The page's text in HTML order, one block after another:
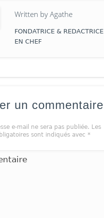
Written byAgathe
FONDATRICE & REDACTRICE
EN CHEF
un commentaire
e-mail ne sera pas publiée. Les
sont indiqués avec *